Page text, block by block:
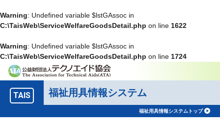
Warning: Undefined variable $lstGAssoc in
C:\TaisWeb\ServiceWelfareGoodsDetail.php on line 1622
Warning: Undefined variable $lstGAssoc in
C:\TaisWeb\ServiceWelfareGoodsDetail.php on line 1724
TAIS 福祉用具情報システム
福祉用具情報システムトップ